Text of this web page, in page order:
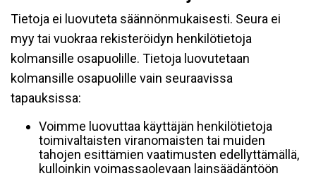
Tietoja ei luovuteta säännönmukaisesti. Seura ei
myy tai vuokraa rekisteröidyn henkilötietoja
kolmansille osapuolille. Tietoja luovutetaan
kolmansille osapuolille vain seuraavissa
tapauksissa:
Voimme luovuttaa käyttäjän henkilötietoja
toimivaltaisten viranomaisten tai muiden
tahojen esittämien vaatimusten edellyttämällä,
kulloinkin voimassaolevaan lainsäädäntöön